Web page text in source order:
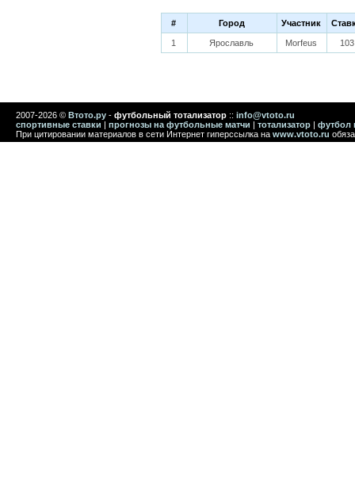
# Город Участник
1 Ярославль Morfeus 103
2007-2026 © Втото.ру - футбольный тотализатор :: info@vtoto.ru
спортивные ставки | прогнозы на футбольные матчи | тотализатор | футбол
При цитировании материалов в сети Интернет гиперссылка на www.vtoto.ru